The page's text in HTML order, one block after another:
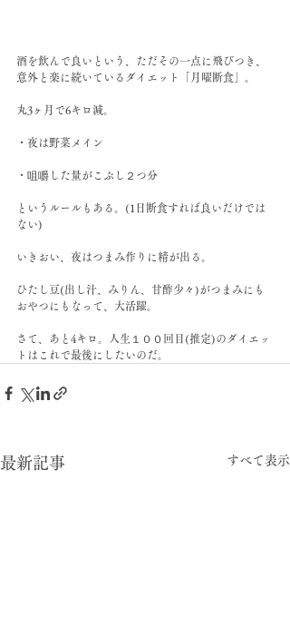
酒を飲んで良いという、ただその一点に飛びつき、
意外と楽に続いているダイエット「月曜断食」。
丸3ヶ月で6キロ減。
・夜は野菜メイン
・咀嚼した量がこぶし２つ分
というルールもある。(1日断食すれば良いだけでは
ない)
いきおい、夜はつまみ作りに精が出る。
ひたし豆(出し汁、みりん、甘酢少々)がつまみにも
おやつにもなって、大活躍。
さて、あと4キロ。人生１００回目(推定)のダイエッ
トはこれで最後にしたいのだ。
最新記事 すべて表示